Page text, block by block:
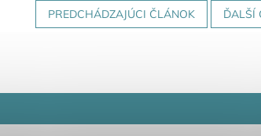
PREDCHÁDZAJÚCI ČLÁNOK ĎALŠÍ